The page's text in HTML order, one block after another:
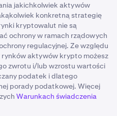
jakichkolwiek aktywów
konkretną strategię
kryptowalut nie są
ochrony w ramach rządowych
regulacyjnej. Ze względu
aktywów krypto możesz
zwrotu i/lub wzrostu wartości
podatek i dlatego
porady podatkowej. Więcej
Warunkach świadczenia